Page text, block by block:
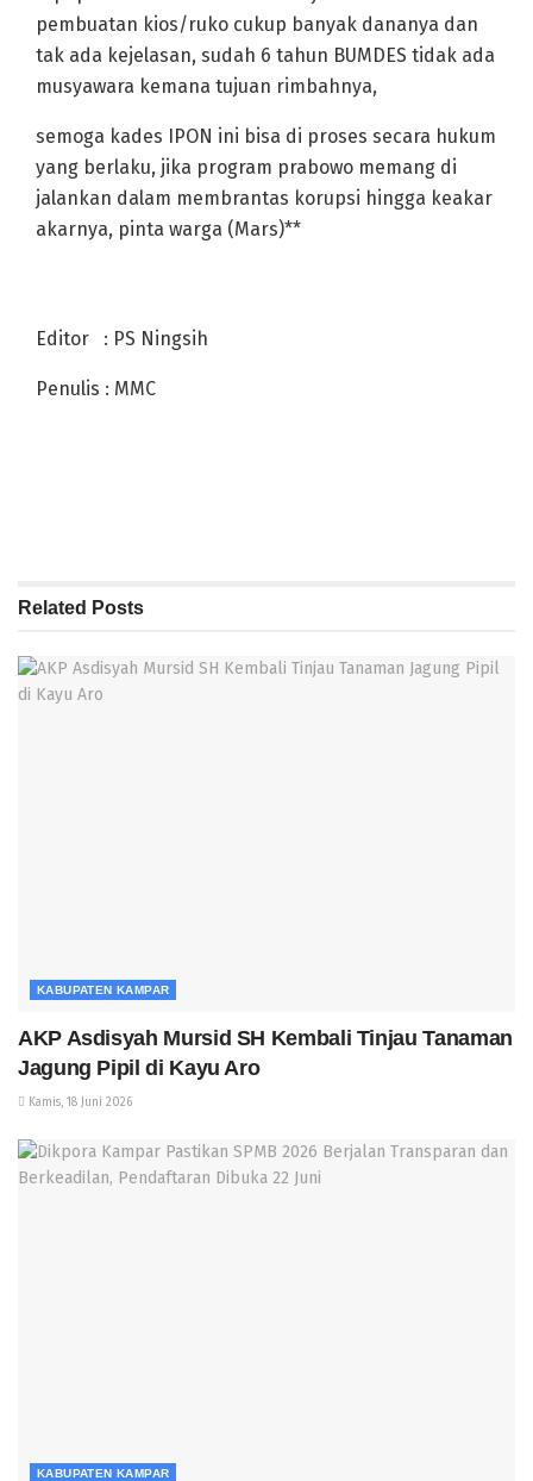
pembuatan kios/ruko cukup banyak dananya dan
tak ada kejelasan, sudah 6 tahun BUMDES tidak ada
musyawara kemana tujuan rimbahnya,
semoga kades IPON ini bisa di proses secara hukum
yang berlaku, jika program prabowo memang di
jalankan dalam membrantas korupsi hingga keakar
akarnya, pinta warga (Mars)**
Editor : PS Ningsih
Penulis : MMC
Related Posts
KABUPATEN KAMPAR
AKP Asdisyah Mursid SH Kembali Tinjau Tanaman
Jagung Pipil di Kayu Aro
Kamis, 18 Juni 2026
KABUPATEN KAMPAR